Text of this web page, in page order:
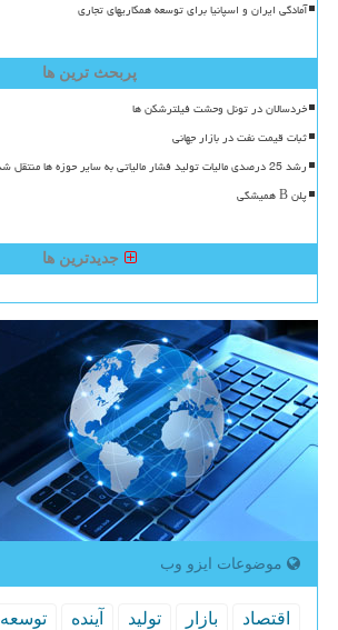
آمادگی ایران و اسپانیا برای توسعه همکاریهای تجاری
پربحث ترین ها
خردسالان در تونل وحشت فیلترشکن ها
ثبات قیمت نفت در بازار جهانی
رشد 25 درصدی مالیات تولید فشار مالیاتی به سایر حوزه ها منتقل شد
پلن B همیشگی
جدیدترین ها
موضوعات ایزو وب
اقتصاد بازار تولید آینده توسعه